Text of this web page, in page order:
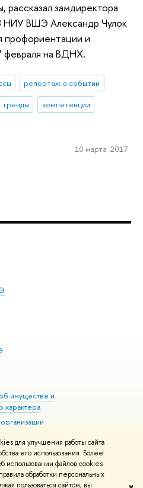
для улучшения работы сайта
его использования. Более
использовании файлов cookies
обработки персональных
пользоваться сайтом, вы
рассказал замдиректора
ВШЭ Александр Чулок
профориентации и
февраля на ВДНХ.
репортаж о событии
тренды
компетенции
10 марта 2017
имуществе и
характера
здоровья